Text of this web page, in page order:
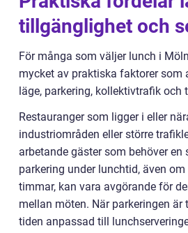
tillgänglighet och
För många som väljer lunch i
mycket av praktiska faktorer som
läge, parkering, kollektivtrafik och
Restauranger som ligger i eller
industriområden eller större
arbetande gäster som behöver
parkering under lunchtid, även
timmar, kan vara avgörande för
mellan möten. När parkeringen
tiden anpassad till